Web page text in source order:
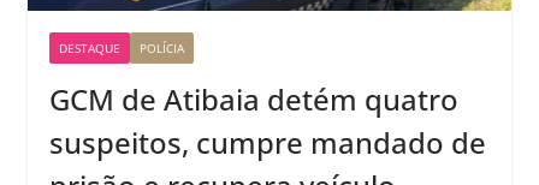
DESTAQUE POLÍCIA
GCM de Atibaia detém quatro
suspeitos, cumpre mandado de